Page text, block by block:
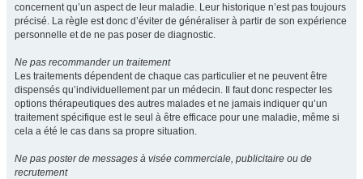
concernent qu’un aspect de leur maladie. Leur historique n’est pas toujours
précisé. La règle est donc d’éviter de généraliser à partir de son expérience
personnelle et de ne pas poser de diagnostic.
Ne pas recommander un traitement
Les traitements dépendent de chaque cas particulier et ne peuvent être
dispensés qu’individuellement par un médecin. Il faut donc respecter les
options thérapeutiques des autres malades et ne jamais indiquer qu’un
traitement spécifique est le seul à être efficace pour une maladie, même si
cela a été le cas dans sa propre situation.
Ne pas poster de messages à visée commerciale, publicitaire ou de
recrutement